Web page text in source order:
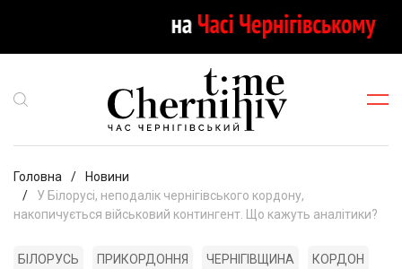
Головна
Новини
У Білорусі, неподалік чернігівського кордону,
накопичується військовий контингент. Що кажуть аналітики?
БІЛОРУСЬ ПРИКОРДОННЯ ЧЕРНІГІВЩИНА
КОРДОН